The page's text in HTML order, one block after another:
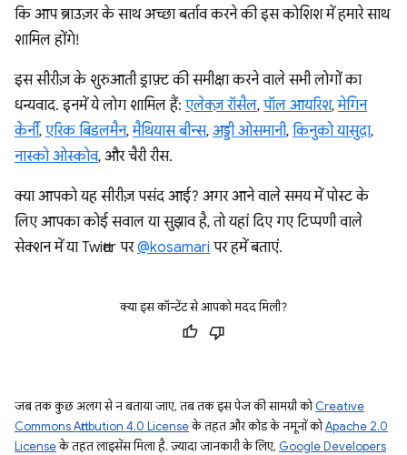
कि आप ब्राउज़र के साथ अच्छा बर्ताव करने की इस कोशिश में हमारे साथ
शामिल होंगे!
इस सीरीज़ के शुरुआती ड्राफ़्ट की समीक्षा करने वाले सभी लोगों का
धन्यवाद. इनमें ये लोग शामिल हैं: एलेक्ज़ रॉसैल, पॉल आयरिश,मेगिन
केर्नी, एरिक बिडलमैन,मैथियास बीन्स, अड्डी ओसमानी, किनुको यासुदा,
नास्को ओस्कोव, और चैरी रीस.
क्या आपको यह सीरीज़ पसंद आई? अगर आने वाले समय में पोस्ट के
लिए आपका कोई सवाल या सुझाव है, तो यहां दिए गए टिप्पणी वाले
सेक्शन में या Twitter पर@kosamari पर हमें बताएं.
क्या इस कॉन्टेंट से आपको मदद मिली?
जब तक कुछ अलग से न बताया जाए, तब तक इस पेज की सामग्री कोCreative
Commons Attribution 4.0 Licenseके तहत और कोड के नमूनों कोApache 2.0
Licenseके तहत लाइसेंस मिला है. ज़्यादा जानकारी के लिए, Google Developers